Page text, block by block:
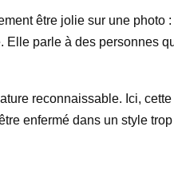
être jolie sur une photo
Elle parle à des personnes
reconnaissable. Ici, cette
enfermé dans un style